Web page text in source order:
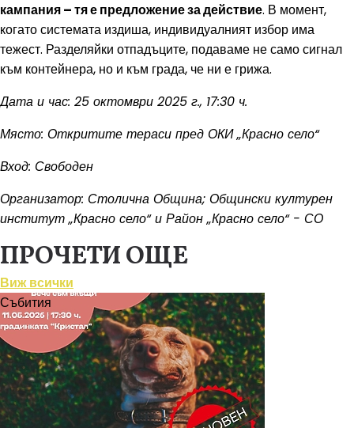
кампания – тя е предложение за действие. В момент,
когато системата издиша, индивидуалният избор има
тежест. Разделяйки отпадъците, подаваме не само сигнал
към контейнера, но и към града, че ни е грижа.
Дата и час: 25 октомври 2025 г., 17:30 ч.
Място: Откритите тераси пред ОКИ „Красно село“
Вход: Свободен
Организатор: Столична Община; Общински културен
институт „Красно село“ и Район „Красно село“ - СО
ПРОЧЕТИ ОЩЕ
Виж всички
Събития